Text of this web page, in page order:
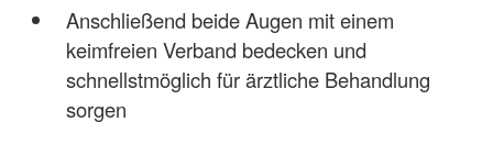
Anschließend beide Augen mit einem
keimfreien Verband bedecken und
schnellstmöglich für ärztliche Behandlung
sorgen